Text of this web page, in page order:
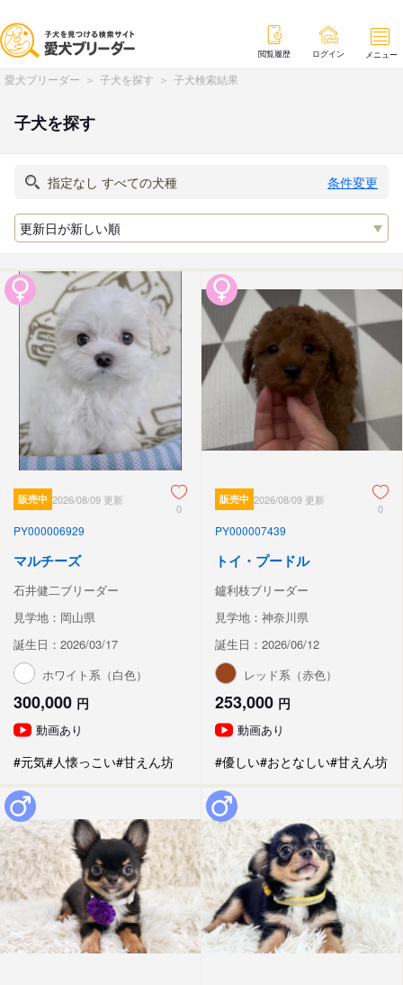
閲覧履歴 ログイン メニュー
愛犬ブリーダー 子犬を探す 子犬検索結果
子犬を探す
条件変更
販売中 2026/08/09 更新
0
PY000006929
マルチーズ
石井健二ブリーダー
見学地：岡山県
誕生日：2026/03/17
ホワイト系（白色）
300,000 円
動画あり
#元気#人懐っこい#甘えん坊
販売中 2026/08/09 更新
0
PY000007439
トイ・プードル
鑪利枝ブリーダー
見学地：神奈川県
誕生日：2026/06/12
レッド系（赤色）
253,000 円
動画あり
#優しい#おとなしい#甘えん坊